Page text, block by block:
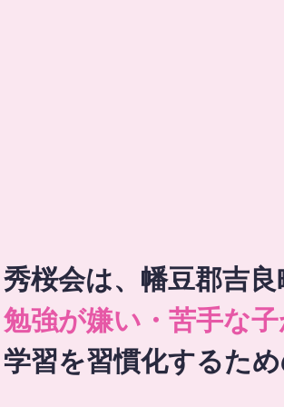
秀桜会は、幡豆郡吉良
勉強が嫌い・苦手な
学習を習慣化するた